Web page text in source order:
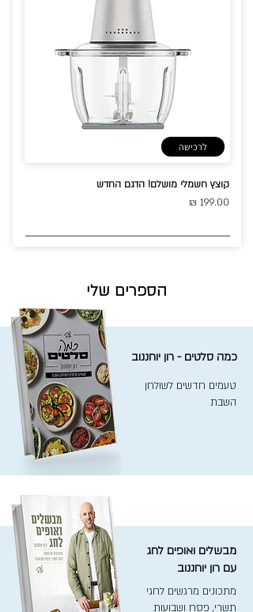
לרכישה
קוצץ חשמלי מושלם! הדגם החדש
199.00 ₪
הספרים שלי
כמה סלטים - רון יוחננוב
טעמים חדשים לשולחן
השבת
מבשלים ואופים לחג
עם רון יוחננוב
מתכונים מרגשים לחגי
תשרי, פסח ושבועות